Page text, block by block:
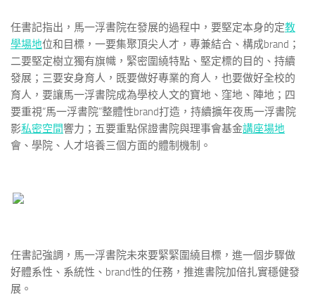
任書記指出，馬一浮書院在發展的過程中，要堅定本身的定教
學場地位和目標，一要集聚頂尖人才，專兼結合、構成brand；
二要堅定樹立獨有旗幟，緊密圍繞特點、堅定標的目的、持續
發展；三要安身育人，既要做好專業的育人，也要做好全校的
育人，要讓馬一浮書院成為學校人文的寶地、窪地、陣地；四
要重視“馬一浮書院”整體性brand打造，持續擴年夜馬一浮書院
影私密空間響力；五要重點保證書院與理事會基金講座場地
會、學院、人才培養三個方面的體制機制。
任書記強調，馬一浮書院未來要緊緊圍繞目標，進一個步驟做
好體系性、系統性、brand性的任務，推進書院加倍扎實穩健發
展。